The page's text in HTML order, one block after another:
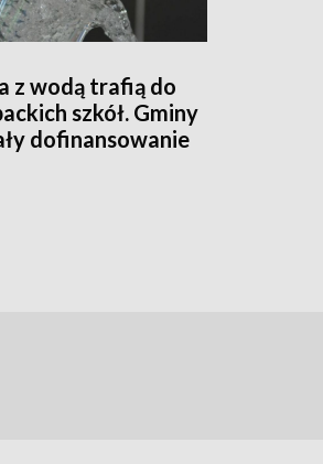
z wodą trafią do
szkół. Gminy
dofinansowanie